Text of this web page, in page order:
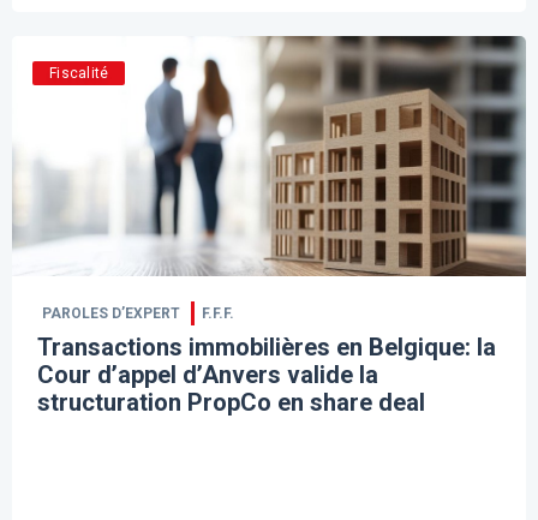
Fiscalité
PAROLES D’EXPERT F.F.F.
Transactions immobilières en Belgique: la
Cour d’appel d’Anvers valide la
structuration PropCo en share deal